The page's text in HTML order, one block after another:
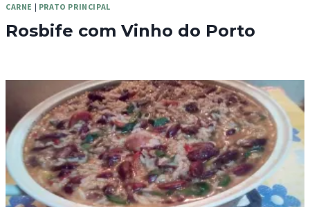
CARNE | PRATO PRINCIPAL
Rosbife com Vinho do Porto